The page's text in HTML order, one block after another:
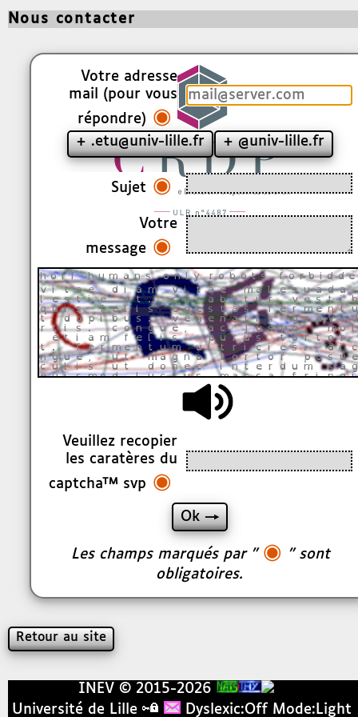
Nous contacter
Votre adresse
mail (pour vous
répondre) ◉
+ .etu@univ-lille.fr + @univ-lille.fr
Sujet ◉
Votre
message ◉
Veuillez recopier
les caratères du
captcha™ svp ◉
Les champs marqués par " ◉
" sont
obligatoires.
Retour au site
INEV © 2015-2026
Université de Lille
Dyslexic:Off Mode:Light